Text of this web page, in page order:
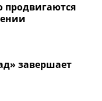
продвигаются
завершает